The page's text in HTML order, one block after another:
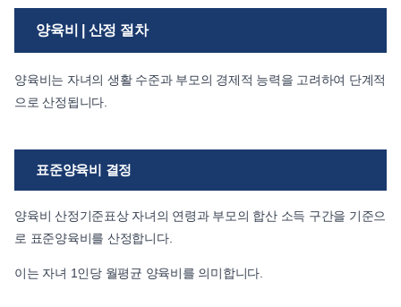
양육비 | 산정 절차
양육비는 자녀의 생활 수준과 부모의 경제적 능력을 고려하여 단계적
으로 산정됩니다.
표준양육비 결정
양육비 산정기준표상 자녀의 연령과 부모의 합산 소득 구간을 기준으
로 표준양육비를 산정합니다.
이는 자녀 1인당 월평균 양육비를 의미합니다.